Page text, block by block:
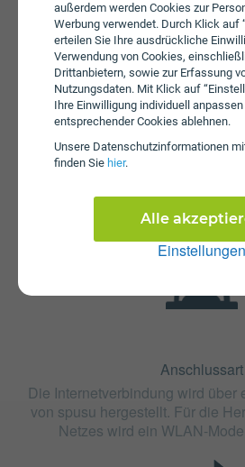
außerdem werden Cookies zur
Werbung verwendet. Durch Klick auf
erteilen Sie Ihre ausdrückliche
Verwendung von Cookies,
Drittanbietern, sowie zur Erfassung
Nutzungsdaten. Mit Klick auf
Ihre Einwilligung individuell
entsprechender Cookies ablehnen.
Unsere Daten­schutz­informationen
finden Sie hier.
Einstellungen
Alle
Fristen
Die Vertragslaufzeit bei spusu
Anschlussart
Die Internetverbindung wird über
von spusu hergestellt. Für die
Netzes wird ein WLAN-